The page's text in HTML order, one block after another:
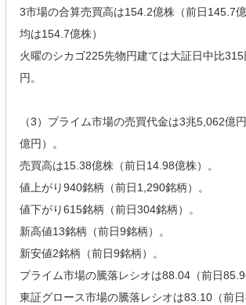
3市場の合算売買高は154.2億株（前日145.7
均は154.7億株）
火曜のシカゴ225先物円建ては大証日中比
円。
（3）プライム市場の売買代金は3兆5,062億
億円）。
売買高は15.38億株（前日14.98億株）。
値上がり940銘柄（前日1,290銘柄）。
値下がり615銘柄（前日304銘柄）。
新高値13銘柄（前日9銘柄）。
新安値2銘柄（前日9銘柄）。
プライム市場の騰落レシオは88.04（前日
東証グロース市場の騰落レシオは83.10（前日